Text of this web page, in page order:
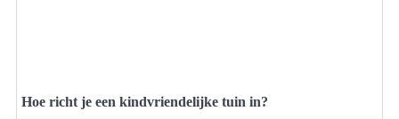
Hoe richt je een kindvriendelijke tuin in?